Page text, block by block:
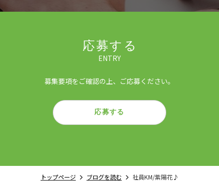
応募する
ENTRY
募集要項をご確認の上、ご応募ください。
応募する
トップページ ブログを読む 社員KM/紫陽花♪